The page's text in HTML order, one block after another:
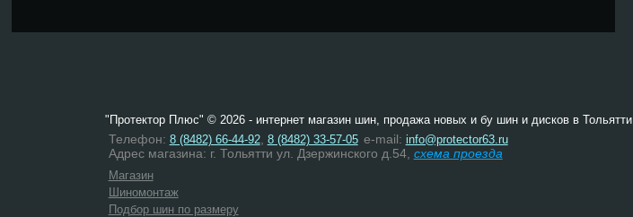
"Протектор Плюс" © 2026 - интернет магазин шин, продажа новых и бу шин и дисков в Тольятти
Телефон: 8 (8482) 66-44-92, 8 (8482) 33-57-05 e-mail: info@protector63.ru
Адрес магазина: г. Тольятти ул. Дзержинского д.54, схема проезда
Магазин
Шиномонтаж
Подбор шин по размеру